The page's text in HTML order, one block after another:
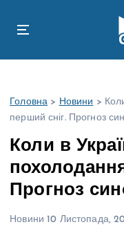
Головна > Новини >
перший сніг. Прогноз
Коли в
Прогноз
Новини 10 Листопада,